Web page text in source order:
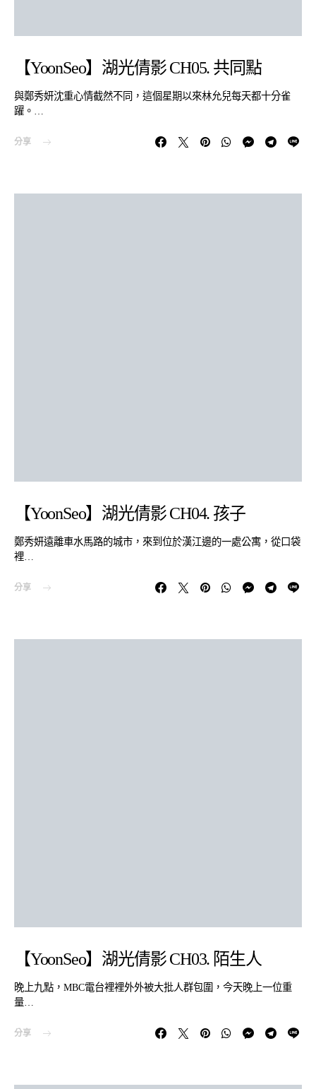
【YoonSeo】湖光倩影 CH05. 共同點
與鄭秀妍沈重心情截然不同，這個星期以來林允兒每天都十分雀
躍。…
分享
【YoonSeo】湖光倩影 CH04. 孩子
鄭秀妍遠離車水馬路的城市，來到位於漢江邊的一處公寓，從口袋
裡…
分享
【YoonSeo】湖光倩影 CH03. 陌生人
晚上九點，MBC電台裡裡外外被大批人群包圍，今天晚上一位重
量…
分享